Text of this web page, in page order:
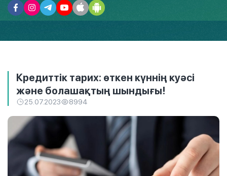
Кредиттік тарих: өткен күннің куәсі
және болашақтың шындығы!
25.07.2023 8994